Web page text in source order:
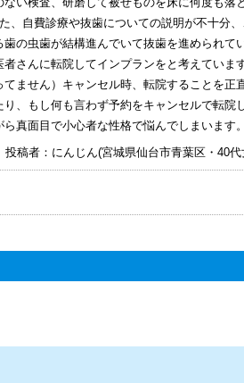
自費診療や抜歯についての説明が不十分、
の虫歯が結構進んでいて抜歯を進められて
さんに転院してインプランをと考えていま
ません）キャンセル時、転院することを正
、もし何も言わず予約をキャンセルで転院
真面目で小心者な性格で悩んでしまいます。
投稿者：にんじん(宮城県仙台市青葉区・40代